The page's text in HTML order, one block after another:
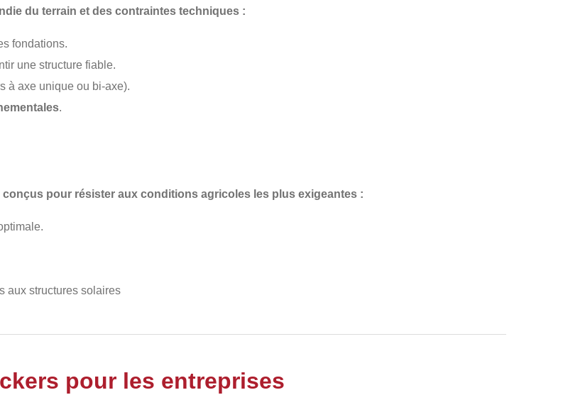
du terrain et des contraintes techniques :
fondations.
une structure fiable.
à axe unique ou bi-axe).
.
conçus pour résister aux conditions agricoles les plus exigeantes :
aux structures solaires
pour les entreprises